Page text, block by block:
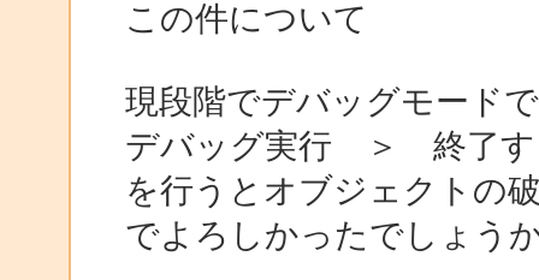
この件について
現段階でデバッグモード
デバッグ実行 ＞ 終了
を行うとオブジェクトの
でよろしかったでしょう